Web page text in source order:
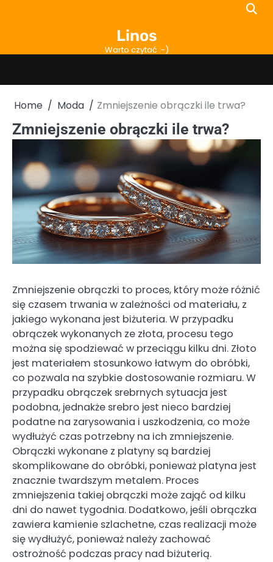
Linos
Warto czytać :-)
Home Moda Zmniejszenie obrączki ile trwa?
Zmniejszenie obrączki ile trwa?
Zmniejszenie obrączki to proces, który może różnić
się czasem trwania w zależności od materiału, z
jakiego wykonana jest biżuteria. W przypadku
obrączek wykonanych ze złota, procesu tego
można się spodziewać w przeciągu kilku dni. Złoto
jest materiałem stosunkowo łatwym do obróbki,
co pozwala na szybkie dostosowanie rozmiaru. W
przypadku obrączek srebrnych sytuacja jest
podobna, jednakże srebro jest nieco bardziej
podatne na zarysowania i uszkodzenia, co może
wydłużyć czas potrzebny na ich zmniejszenie.
Obrączki wykonane z platyny są bardziej
skomplikowane do obróbki, ponieważ platyna jest
znacznie twardszym metalem. Proces
zmniejszenia takiej obrączki może zająć od kilku
dni do nawet tygodnia. Dodatkowo, jeśli obrączka
zawiera kamienie szlachetne, czas realizacji może
się wydłużyć, ponieważ należy zachować
ostrożność podczas pracy nad biżuterią.